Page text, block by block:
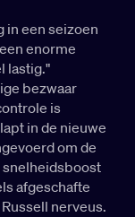
in een seizoen
enorme
lastig."
bezwaar
is
in de nieuwe
om de
snelheidsboost
afgeschafte
nerveus.